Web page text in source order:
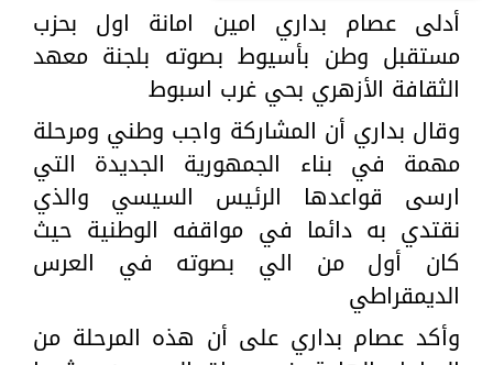
أدلى عصام بداري امين امانة اول بحزب
مستقبل وطن بأسيوط بصوته بلجنة معهد
الثقافة الأزهري بحي غرب اسبوط
وقال بداري أن المشاركة واجب وطني ومرحلة
مهمة في بناء الجمهورية الجديدة التي
ارسى قواعدها الرئيس السيسي والذي
نقتدي به دائما في مواقفه الوطنية حيث
كان أول من الي بصوته في العرس
الديمقراطي
وأكد عصام بداري على أن هذه المرحلة من